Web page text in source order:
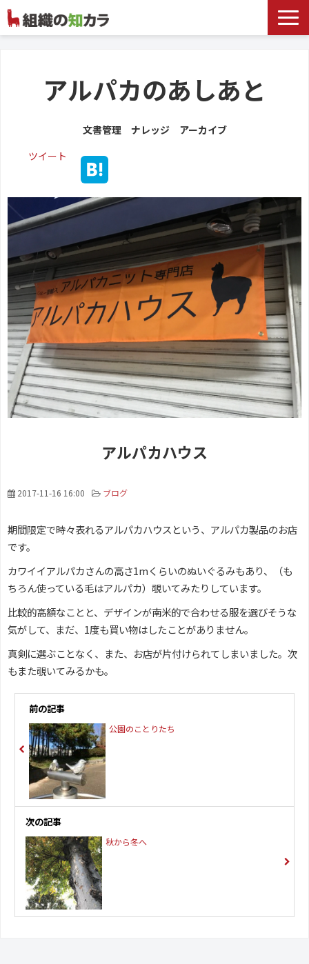
お役立ち記事
記事カテゴリ一覧
お客様事例
アルパカのあしあと
文書管理 ナレッジ アーカイブ
ツイート
アルパカハウス
2017-11-16 16:00 ブログ
期間限定で時々表れるアルパカハウスという、アルパカ製品のお店
です。
カワイイアルパカさんの高さ1mくらいのぬいぐるみもあり、（も
ちろん使っている毛はアルパカ）覗いてみたりしています。
比較的高額なことと、デザインが南米的で合わせる服を選びそうな
気がして、まだ、1度も買い物はしたことがありません。
真剣に選ぶことなく、また、お店が片付けられてしまいました。次
もまた覗いてみるかも。
前の記事
公園のことりたち
次の記事
秋から冬へ